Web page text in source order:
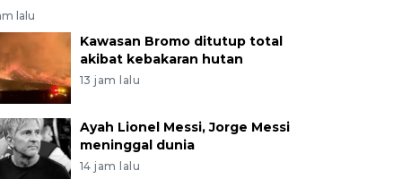
lalu
Kawasan Bromo ditutup total
akibat kebakaran hutan
13 jam lalu
Ayah Lionel Messi, Jorge Messi
meninggal dunia
14 jam lalu